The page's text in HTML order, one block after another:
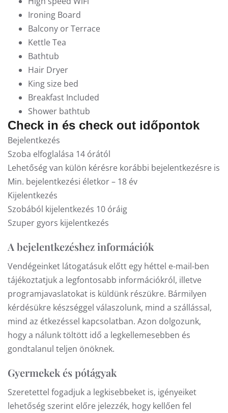
Ironing Board
Balcony or Terrace
Kettle Tea
Bathtub
Hair Dryer
King size bed
Breakfast Included
Shower bathtub
Check in és check out időpontok
Bejelentkezés
Szoba elfoglalása 14 órától
Lehetőség van külön kérésre korábbi bejelentkezésre is
Min. bejelentkezési életkor – 18 év
Kijelentkezés
Szobából kijelentkezés 10 óráig
Szuper gyors kijelentkezés
A bejelentkezéshez információk
Vendégeinket látogatásuk előtt egy héttel e-mail-ben
tájékoztatjuk a legfontosabb információkról, illetve
programjavaslatokat is küldünk részükre. Bármilyen
kérdésükre készséggel válaszolunk, mind a szállással,
mind az étkezéssel kapcsolatban. Azon dolgozunk,
hogy a nálunk töltött idő a legkellemesebben és
gondtalanul teljen önöknek.
Gyermekek és pótágyak
Szeretettel fogadjuk a legkisebbeket is, igényeiket
lehetőség szerint előre jelezzék, hogy kellően fel